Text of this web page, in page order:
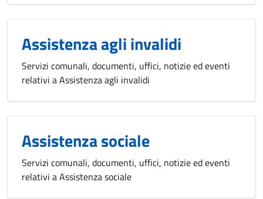
Assistenza agli invalidi
Servizi comunali, documenti, uffici, notizie ed eventi
relativi a Assistenza agli invalidi
Assistenza sociale
Servizi comunali, documenti, uffici, notizie ed eventi
relativi a Assistenza sociale